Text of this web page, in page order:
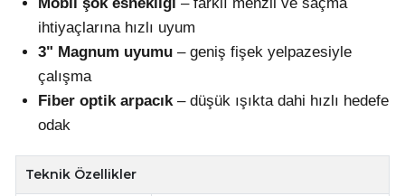
ihtiyaçlarına hızlı uyum
3" Magnum uyumu – geniş fişek yelpazesiyle
çalışma
Fiber optik arpacık– düşük ışıkta dahi hızlı hedefe
odak
Teknik Özellikler